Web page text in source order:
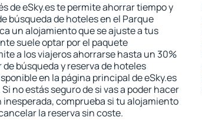
de eSky.es te permite ahorrar tiempo y
búsqueda de hoteles en el Parque
un alojamiento que se ajuste a tus
suele optar por el paquete
a los viajeros ahorrarse hasta un 30%
búsqueda y reserva de hoteles
en la página principal de eSky.es
no estás seguro de si vas a poder hacer
inesperada, comprueba si tu alojamiento
la reserva sin coste.